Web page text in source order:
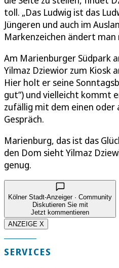
toll. „Das Ludwig ist das
Jüngeren und auch im
Markenzeichen ändert
Am Marienburger Südpark
Yilmaz Dziewior zum Kiosk
Hier holt er seine
gut“) und vielleicht kommt
zufällig mit dem einen oder
Gespräch.
Marienburg, das ist das
den Dom sieht Yilmaz
genug.
Kölner Stadt-Anzeiger · Community
Diskutieren Sie mit
Jetzt kommentieren
ANZEIGE X
SERVICES